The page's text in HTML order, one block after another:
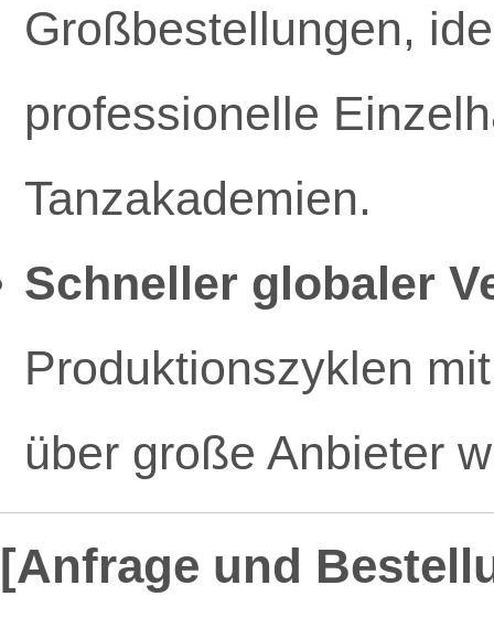
Großbestellungen,
professionelle
Tanzakademien.
Schneller globaler
Produktionszyklen
über große Anbieter
[Anfrage und